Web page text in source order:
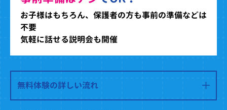
お子様はもちろん、保護者の方も事前の準備などは
不要
気軽に話せる説明会も開催
無料体験の詳しい流れ